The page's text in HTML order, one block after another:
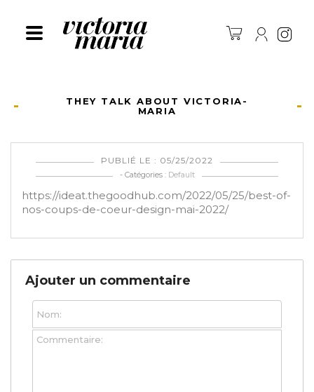
THEY TALK ABOUT VICTORIA-
MARIA
PUBLIÉ LE : 05/25/2022
- Catégories : Default
https://ideat.thegoodhub.com/2022/05/25/best-of-
nos-coups-de-coeur-design-mai-2022/
Ajouter un commentaire